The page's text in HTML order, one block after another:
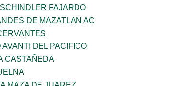
FAJARDO
DE MAZATLAN AC
AVANTI DEL PACIFICO
CASTAÑEDA